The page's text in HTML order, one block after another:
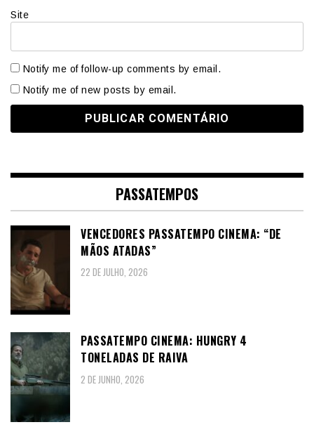
Site
Notify me of follow-up comments by email.
Notify me of new posts by email.
PASSATEMPOS
VENCEDORES PASSATEMPO CINEMA: “DE
MÃOS ATADAS”
22 DE JULHO, 2026
PASSATEMPO CINEMA: HUNGRY 4
TONELADAS DE RAIVA
2 DE JUNHO, 2026